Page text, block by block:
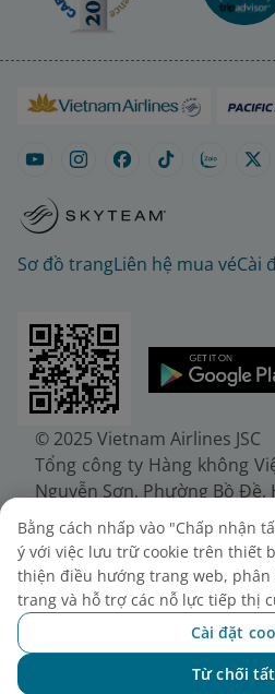
Sơ đồ trangLiên hệ mua véCài
© 2025 Vietnam Airlines JSC
Tổng công ty Hàng không
Nguyễn Sơn, Phường Bồ Đề,
Điện thoại: (+84-24)
38722375
Giấy chứng nhận đăng ký
doanh nghiệp 0100107518,
30/6/2010, đăng ký thay
24/7/2025, cấp bởi Sở Tài
Bằng cách nhấp vào "Chấp nhận
ý với việc lưu trữ cookie trên thiết
thiện điều hướng trang web, phân
trang và hỗ trợ các nỗ lực tiếp thị
Cài đặt
Từ chối